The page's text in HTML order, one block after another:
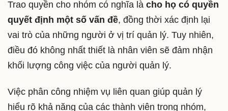
Trao quyền cho nhóm có nghĩa là cho họ có quyền
quyết định một số vấn đề, đồng thời xác định lại
vai trò của những người ở vị trí quản lý. Tuy nhiên,
điều đó không nhất thiết là nhân viên sẽ đảm nhận
khối lượng công việc của người quản lý.
Việc phân công nhiệm vụ liên quan giúp quản lý
hiểu rõ khả năng của các thành viên trong nhóm,